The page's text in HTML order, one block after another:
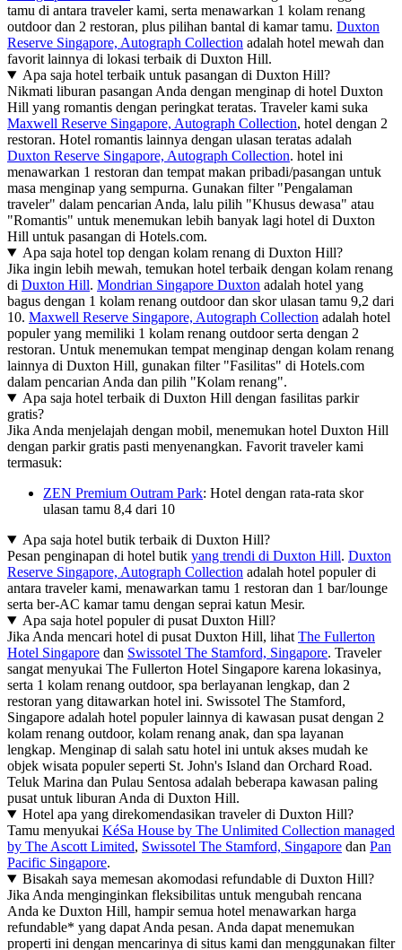
tamu di antara traveler kami, serta menawarkan 1 kolam renang
outdoor dan 2 restoran, plus pilihan bantal di kamar tamu. Duxton
Reserve Singapore, Autograph Collection adalah hotel mewah dan
favorit lainnya di lokasi terbaik di Duxton Hill.
Apa saja hotel terbaik untuk pasangan di Duxton Hill?
Nikmati liburan pasangan Anda dengan menginap di hotel Duxton
Hill yang romantis dengan peringkat teratas. Traveler kami suka
Maxwell Reserve Singapore, Autograph Collection, hotel dengan 2
restoran. Hotel romantis lainnya dengan ulasan teratas adalah
Duxton Reserve Singapore, Autograph Collection. hotel ini
menawarkan 1 restoran dan tempat makan pribadi/pasangan untuk
masa menginap yang sempurna. Gunakan filter "Pengalaman
traveler" dalam pencarian Anda, lalu pilih "Khusus dewasa" atau
"Romantis" untuk menemukan lebih banyak lagi hotel di Duxton
Hill untuk pasangan di Hotels.com.
Apa saja hotel top dengan kolam renang di Duxton Hill?
Jika ingin lebih mewah, temukan hotel terbaik dengan kolam renang
di Duxton Hill. Mondrian Singapore Duxton adalah hotel yang
bagus dengan 1 kolam renang outdoor dan skor ulasan tamu 9,2 dari
10. Maxwell Reserve Singapore, Autograph Collection adalah hotel
populer yang memiliki 1 kolam renang outdoor serta dengan 2
restoran. Untuk menemukan tempat menginap dengan kolam renang
lainnya di Duxton Hill, gunakan filter "Fasilitas" di Hotels.com
dalam pencarian Anda dan pilih "Kolam renang".
Apa saja hotel terbaik di Duxton Hill dengan fasilitas parkir
gratis?
Jika Anda menjelajah dengan mobil, menemukan hotel Duxton Hill
dengan parkir gratis pasti menyenangkan. Favorit traveler kami
termasuk:
ZEN Premium Outram Park: Hotel dengan rata-rata skor
ulasan tamu 8,4 dari 10
Apa saja hotel butik terbaik di Duxton Hill?
Pesan penginapan di hotel butik yang trendi di Duxton Hill. Duxton
Reserve Singapore, Autograph Collection adalah hotel populer di
antara traveler kami, menawarkan tamu 1 restoran dan 1 bar/lounge
serta ber-AC kamar tamu dengan seprai katun Mesir.
Apa saja hotel populer di pusat Duxton Hill?
Jika Anda mencari hotel di pusat Duxton Hill, lihat The Fullerton
Hotel Singapore dan Swissotel The Stamford, Singapore. Traveler
sangat menyukai The Fullerton Hotel Singapore karena lokasinya,
serta 1 kolam renang outdoor, spa berlayanan lengkap, dan 2
restoran yang ditawarkan hotel ini. Swissotel The Stamford,
Singapore adalah hotel populer lainnya di kawasan pusat dengan 2
kolam renang outdoor, kolam renang anak, dan spa layanan
lengkap. Menginap di salah satu hotel ini untuk akses mudah ke
objek wisata populer seperti St. John's Island dan Orchard Road.
Teluk Marina dan Pulau Sentosa adalah beberapa kawasan paling
pusat untuk liburan Anda di Duxton Hill.
Hotel apa yang direkomendasikan traveler di Duxton Hill?
Tamu menyukai KéSa House by The Unlimited Collection managed
by The Ascott Limited, Swissotel The Stamford, Singapore dan Pan
Pacific Singapore.
Bisakah saya memesan akomodasi refundable di Duxton Hill?
Jika Anda menginginkan fleksibilitas untuk mengubah rencana
Anda ke Duxton Hill, hampir semua hotel menawarkan harga
refundable* yang dapat Anda pesan. Anda dapat menemukan
properti ini dengan mencarinya di situs kami dan menggunakan filter